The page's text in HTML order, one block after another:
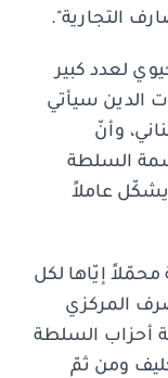
التجارية".
لعدد كبير
الدين سيأتي
وأنّ
سمة السلطة
عاملاً
محمّلاً إيّاها لكل
المركزي
أحزاب السلطة
ومن ثمّ